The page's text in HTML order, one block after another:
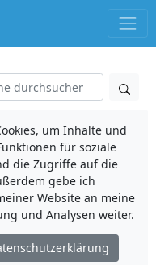
um Inhalte und
für soziale
die Zugriffe auf die
gebe ich
Website an meine
und Analysen weiter.